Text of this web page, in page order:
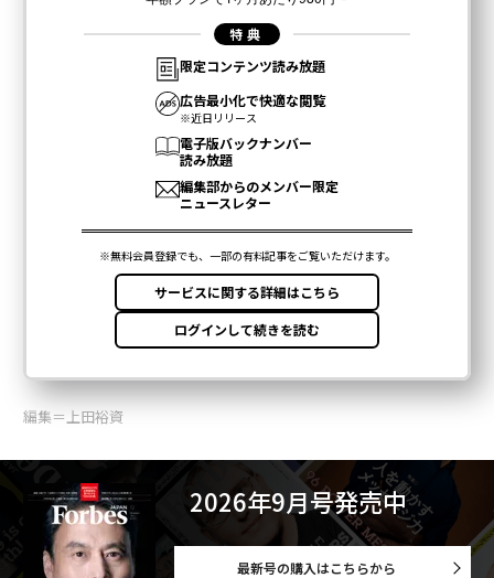
編集＝上田裕資
2026年9月号発売中
最新号の購入はこちらから